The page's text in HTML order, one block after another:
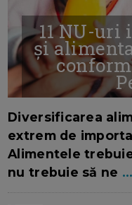
11 NU-
și
Diversificarea
extrem de
Alimentele
nu trebuie să ne ...